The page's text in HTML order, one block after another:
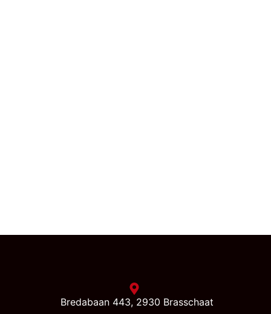
Bredabaan 443, 2930 Brasschaat